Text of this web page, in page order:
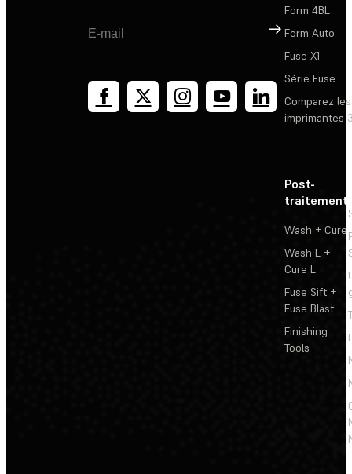
Inscription
Form 4BL
Form Auto
Fuse X1
Série Fuse
Comparez les
imprimantes
Post-
traitement
Wash + Cure
Wash L +
Cure L
Fuse Sift +
Fuse Blast
Finishing
Tools